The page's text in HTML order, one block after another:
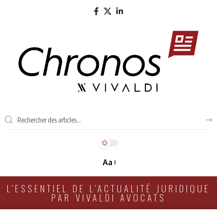
Aa
L'ESSENTIEL DE L'ACTUALITÉ JURIDIQUE
PAR VIVALDI AVOCATS